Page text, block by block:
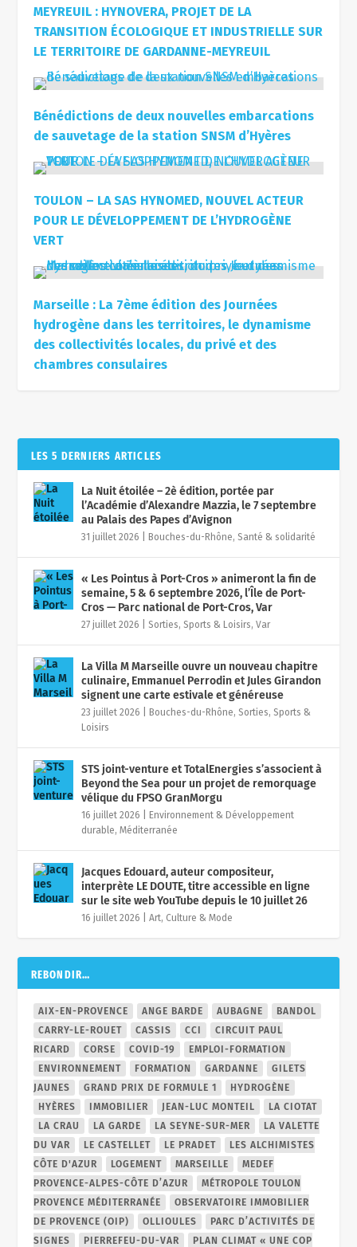
MEYREUIL : HYNOVERA, PROJET DE LA
TRANSITION ÉCOLOGIQUE ET INDUSTRIELLE SUR
LE TERRITOIRE DE GARDANNE-MEYREUIL
Bénédictions de deux nouvelles embarcations
de sauvetage de la station SNSM d’Hyères
TOULON – LA SAS HYNOMED, NOUVEL ACTEUR
POUR LE DÉVELOPPEMENT DE L’HYDROGÈNE
VERT
Marseille : La 7ème édition des Journées
hydrogène dans les territoires, le dynamisme
des collectivités locales, du privé et des
chambres consulaires
LES 5 DERNIERS ARTICLES
La Nuit étoilée – 2è édition, portée par
l’Académie d’Alexandre Mazzia, le 7 septembre
au Palais des Papes d’Avignon
31 juillet 2026 Bouches-du-Rhône,Santé & solidarité
« Les Pointus à Port-Cros » animeront la fin de
semaine, 5 & 6 septembre 2026, l’Île de Port-
Cros — Parc national de Port-Cros, Var
27 juillet 2026 |Sorties, Sports & Loisirs,Var
La Villa M Marseille ouvre un nouveau chapitre
culinaire, Emmanuel Perrodin et Jules Girandon
signent une carte estivale et généreuse
23 juillet 2026 Bouches-du-Rhône,Sorties, Sports &
Loisirs
STS joint-venture et TotalEnergies s’associent à
Beyond the Sea pour un projet de remorquage
vélique du FPSO GranMorgu
16 juillet 2026
Environnement & Développement
durable,Méditerranée
Jacques Edouard, auteur compositeur,
interprète LE DOUTE, titre accessible en ligne
sur le site web YouTube depuis le 10 juillet 26
16 juillet 2026 |Art, Culture & Mode
REBONDIR…
AIX-EN-PROVENCE ANGE BARDE AUBAGNE
BANDOL
CARRY-LE-ROUET
CASSIS CCI
CIRCUIT PAUL
RICARD
CORSE COVID-19
EMPLOI-FORMATION
ENVIRONNEMENT
FORMATION GARDANNE
GILETS
JAUNES
GRAND PRIX DE FORMULE 1
HYDROGÈNE
HYÈRES
IMMOBILIER JEAN-LUC MONTEIL
LA CIOTAT
LA CRAU
LA GARDE LA SEYNE-SUR-MER
LA VALETTE
DU VAR
LE CASTELLET LE PRADET
LES ALCHIMISTES
CÔTE D'AZUR
LOGEMENT MARSEILLE
MEDEF
PROVENCE-ALPES-CÔTE D’AZUR
MÉTROPOLE TOULON
PROVENCE MÉDITERRANÉE
OBSERVATOIRE IMMOBILIER
DE PROVENCE (OIP)
OLLIOULES
PARC D’ACTIVITÉS DE
SIGNES
PIERREFEU-DU-VAR
PLAN CLIMAT « UNE COP